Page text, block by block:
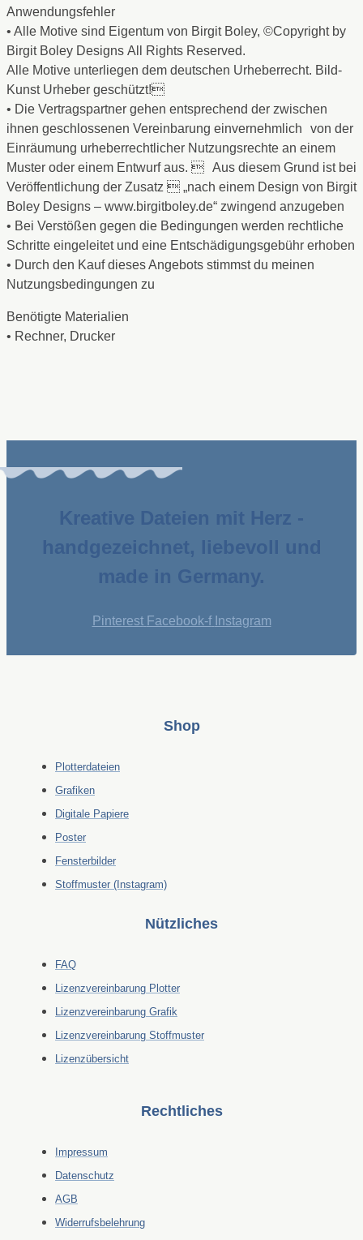
Anwendungsfehler
• Alle Motive sind Eigentum von Birgit Boley, ©Copyright by
Birgit Boley Designs All Rights Reserved.
Alle Motive unterliegen dem deutschen Urheberrecht. Bild-
Kunst Urheber geschützt!
• Die Vertragspartner gehen entsprechend der zwischen
ihnen geschlossenen Vereinbarung einvernehmlich von der
Einräumung urheberrechtlicher Nutzungsrechte an einem
Muster oder einem Entwurf aus.  Aus diesem Grund ist bei
Veröffentlichung der Zusatz  „nach einem Design von Birgit
Boley Designs – www.birgitboley.de“ zwingend anzugeben
• Bei Verstößen gegen die Bedingungen werden rechtliche
Schritte eingeleitet und eine Entschädigungsgebühr erhoben
• Durch den Kauf dieses Angebots stimmst du meinen
Nutzungsbedingungen zu
Benötigte Materialien
• Rechner, Drucker
Kreative Dateien mit Herz -
handgezeichnet, liebevoll und
made in Germany.
Pinterest Facebook-f Instagram
Shop
Plotterdateien
Grafiken
Digitale Papiere
Poster
Fensterbilder
Stoffmuster (Instagram)
Nützliches
FAQ
Lizenzvereinbarung Plotter
Lizenzvereinbarung Grafik
Lizenzvereinbarung Stoffmuster
Lizenzübersicht
Rechtliches
Impressum
Datenschutz
AGB
Widerrufsbelehrung